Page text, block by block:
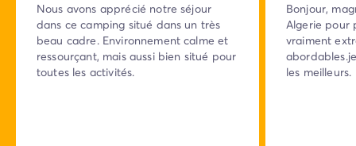
Nous avons apprécié notre séjour
dans ce camping situé dans un très
beau cadre. Environnement calme et
ressourçant, mais aussi bien situé pour
toutes les activités.
Bonjour, magnifique je suis venu de l
Algerie pour passer deux jours c
vraiment
abordables.je
les meilleurs.